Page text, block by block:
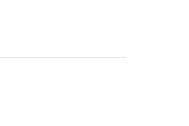
på dina önskemål, förklarar
omtanke i varje detalj.